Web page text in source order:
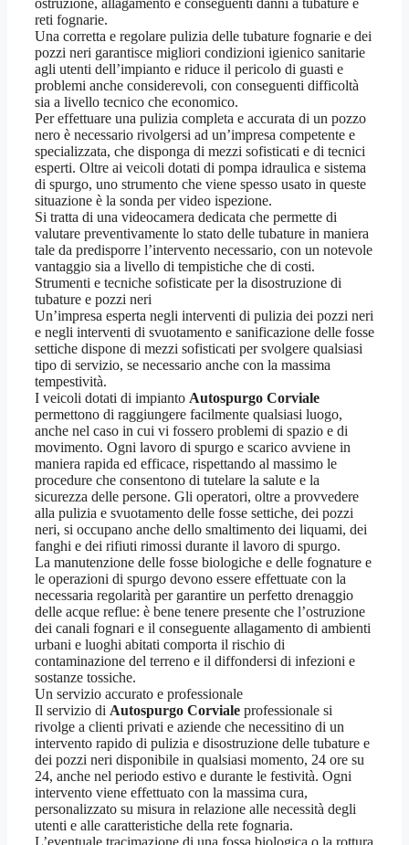
ostruzione, allagamento e conseguenti danni a tubature e
reti fognarie.
Una corretta e regolare pulizia delle tubature fognarie e dei
pozzi neri garantisce migliori condizioni igienico sanitarie
agli utenti dell’impianto e riduce il pericolo di guasti e
problemi anche considerevoli, con conseguenti difficoltà
sia a livello tecnico che economico.
Per effettuare una pulizia completa e accurata di un pozzo
nero è necessario rivolgersi ad un’impresa competente e
specializzata, che disponga di mezzi sofisticati e di tecnici
esperti. Oltre ai veicoli dotati di pompa idraulica e sistema
di spurgo, uno strumento che viene spesso usato in queste
situazione è la sonda per video ispezione.
Si tratta di una videocamera dedicata che permette di
valutare preventivamente lo stato delle tubature in maniera
tale da predisporre l’intervento necessario, con un notevole
vantaggio sia a livello di tempistiche che di costi.
Strumenti e tecniche sofisticate per la disostruzione di
tubature e pozzi neri
Un’impresa esperta negli interventi di pulizia dei pozzi neri
e negli interventi di svuotamento e sanificazione delle fosse
settiche dispone di mezzi sofisticati per svolgere qualsiasi
tipo di servizio, se necessario anche con la massima
tempestività.
I veicoli dotati di impianto Autospurgo Corviale
permettono di raggiungere facilmente qualsiasi luogo,
anche nel caso in cui vi fossero problemi di spazio e di
movimento. Ogni lavoro di spurgo e scarico avviene in
maniera rapida ed efficace, rispettando al massimo le
procedure che consentono di tutelare la salute e la
sicurezza delle persone. Gli operatori, oltre a provvedere
alla pulizia e svuotamento delle fosse settiche, dei pozzi
neri, si occupano anche dello smaltimento dei liquami, dei
fanghi e dei rifiuti rimossi durante il lavoro di spurgo.
La manutenzione delle fosse biologiche e delle fognature e
le operazioni di spurgo devono essere effettuate con la
necessaria regolarità per garantire un perfetto drenaggio
delle acque reflue: è bene tenere presente che l’ostruzione
dei canali fognari e il conseguente allagamento di ambienti
urbani e luoghi abitati comporta il rischio di
contaminazione del terreno e il diffondersi di infezioni e
sostanze tossiche.
Un servizio accurato e professionale
Il servizio di Autospurgo Corviale professionale si
rivolge a clienti privati e aziende che necessitino di un
intervento rapido di pulizia e disostruzione delle tubature e
dei pozzi neri disponibile in qualsiasi momento, 24 ore su
24, anche nel periodo estivo e durante le festività. Ogni
intervento viene effettuato con la massima cura,
personalizzato su misura in relazione alle necessità degli
utenti e alle caratteristiche della rete fognaria.